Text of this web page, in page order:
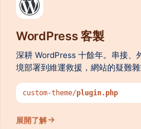
WordPress 客製
深耕 WordPress 十餘年。串接、
境部署到維運救援，網站的疑難雜
custom-theme/plugin.php
展開了解